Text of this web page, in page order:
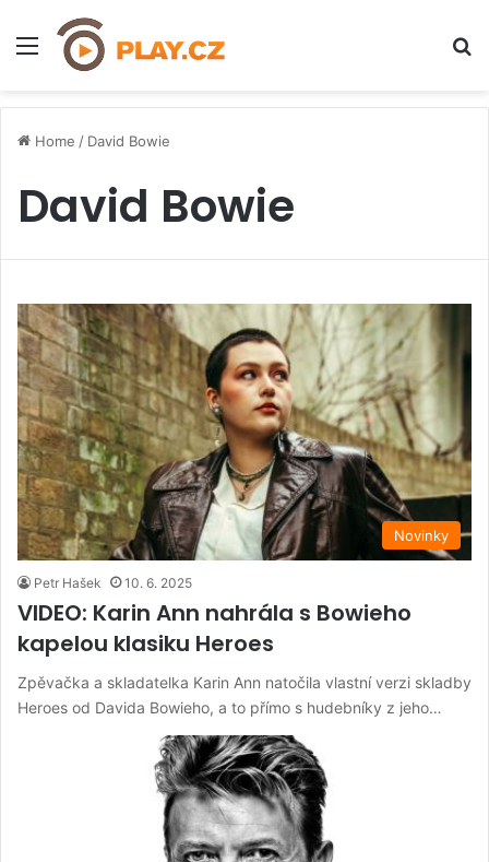
Menu
Home / David Bowie
David Bowie
Novinky
Petr Hašek 10. 6. 2025
VIDEO: Karin Ann nahrála s Bowieho
kapelou klasiku Heroes
Zpěvačka a skladatelka Karin Ann natočila vlastní verzi skladby
Heroes od Davida Bowieho, a to přímo s hudebníky z jeho…